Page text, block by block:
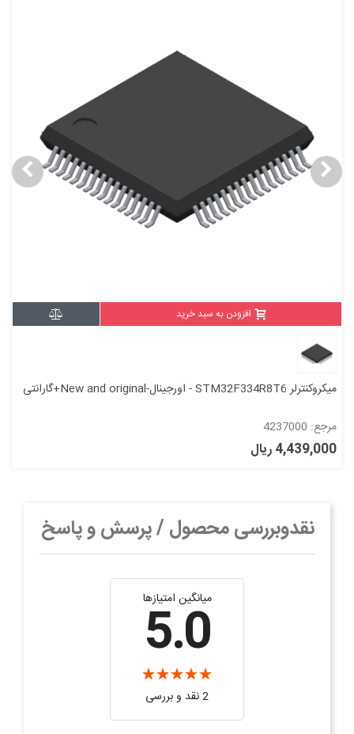
افزودن به سبد خرید
میکروکنترلر STM32F334R8T6 - اورجینال-New and original+گارانتی
مرجع: 4237000
4,439,000 ریال
نقدوبررسی محصول / پرسش و پاسخ
میانگین امتیازها
5.0
2 نقد و بررسی‌‌